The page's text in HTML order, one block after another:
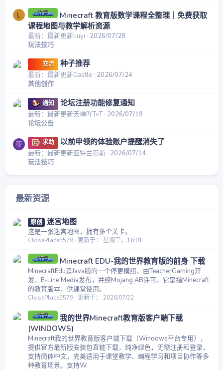
L
Minecraft 教育版数学课程全整理｜免费获取
课程地图与教学解析资源
最新：最新更新liuyi
2026/07/28
玩法技巧
交流 种子推荐
最新：最新更新Castle 2026/07/24
其他创作
通知 论坛注册功能修复通知
最新：最新更新天禅吖TvT 2026/07/19
论坛公告
亚 求助 以前申领的体验账户提醒消失了
最新：最新更新亚特兰蒂斯 2026/07/14
玩法技巧
最新资源
原创 迷宫地图
这是一张迷宫地图，拥有多个关卡。
ClosePlace5579 更新于： 星期三，16:01
Minecraft EDU-我的世界教育版的前身 下载
MinecraftEdu是Java版的一个停更模组，由TeacherGaming开
发，E-Line Media发布，并经Mojang AB许可。它是指Minecraft
的教育版本，供课堂使用。
ClosePlace5579 更新于： 2026/07/22
我的世界Minecraft教育版客户端下载
(WINDOWS)
Minecraft我的世界教育版客户端下载（Windows平台专用），
提供官方最新版安装包直链下载，纯净绿色，无需注册和登录，
支持简体中文，完美适用于课堂教学、编程学习和项目协作等多
种教育场景。支持W